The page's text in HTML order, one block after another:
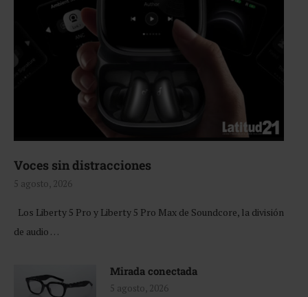
Voces sin distracciones
5 agosto, 2026
Los Liberty 5 Pro y Liberty 5 Pro Max de Soundcore, la división
de audio …
Mirada conectada
5 agosto, 2026